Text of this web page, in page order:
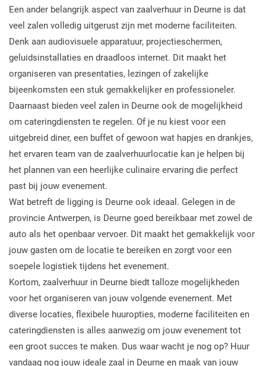
Een ander belangrijk aspect van zaalverhuur in Deurne is dat
veel zalen volledig uitgerust zijn met moderne faciliteiten.
Denk aan audiovisuele apparatuur, projectieschermen,
geluidsinstallaties en draadloos internet. Dit maakt het
organiseren van presentaties, lezingen of zakelijke
bijeenkomsten een stuk gemakkelijker en professioneler.
Daarnaast bieden veel zalen in Deurne ook de mogelijkheid
om cateringdiensten te regelen. Of je nu kiest voor een
uitgebreid diner, een buffet of gewoon wat hapjes en drankjes,
het ervaren team van de zaalverhuurlocatie kan je helpen bij
het plannen van een heerlijke culinaire ervaring die perfect
past bij jouw evenement.
Wat betreft de ligging is Deurne ook ideaal. Gelegen in de
provincie Antwerpen, is Deurne goed bereikbaar met zowel de
auto als het openbaar vervoer. Dit maakt het gemakkelijk voor
jouw gasten om de locatie te bereiken en zorgt voor een
soepele logistiek tijdens het evenement.
Kortom, zaalverhuur in Deurne biedt talloze mogelijkheden
voor het organiseren van jouw volgende evenement. Met
diverse locaties, flexibele huuropties, moderne faciliteiten en
cateringdiensten is alles aanwezig om jouw evenement tot
een groot succes te maken. Dus waar wacht je nog op? Huur
vandaag nog jouw ideale zaal in Deurne en maak van jouw